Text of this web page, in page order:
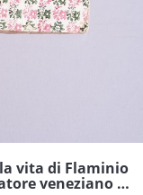
vita di Flaminio
veneziano …